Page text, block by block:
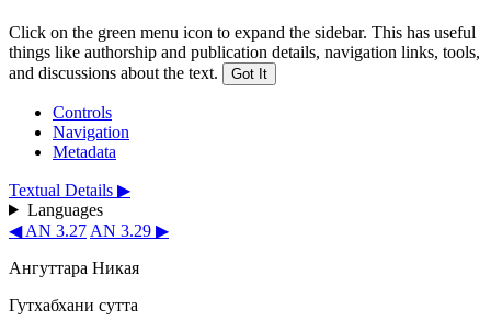
Click on the green menu icon to expand the sidebar. This has useful
things like authorship and publication details, navigation links, tools,
and discussions about the text.
Got It
Controls
Navigation
Metadata
Textual Details ▶
Languages
◀ AN 3.27 AN 3.29 ▶
Ангуттара Никая
Гутхабхани сутта